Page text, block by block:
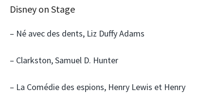
Disney on Stage
– Né avec des dents, Liz Duffy Adams
– Clarkston, Samuel D. Hunter
– La Comédie des espions, Henry Lewis et Henry